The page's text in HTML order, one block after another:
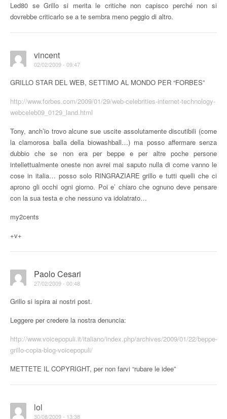
Led80 se Grillo si merita le critiche non capisco perché non si
dovrebbe criticarlo se a te sembra meno peggio di altro.
vincent
02/02/2009 - 09:47
GRILLO STAR DEL WEB, SETTIMO AL MONDO PER “FORBES”
http://www.forbes.com/2009/01/29/web-celebrities-internet-technology-
webceleb09_0129_land.html
Tony, anch’io trovo alcune sue uscite assolutamente discutibili (come
la clamorosa balla della biowashball…) ma posso affermare senza
dubbio che se non era per beppe e per altre poche persone
intellettualmente oneste non avrei mai saputo nulla di come vanno le
cose in italia… posso solo RINGRAZIARE grillo e tutti quelli che ci
aprono gli occhi ogni giorno. Poi e’ chiaro che ognuno deve pensare
con la sua testa e che nessuno va idolatrato…
my2cents
+v+
Paolo Cesari
27/02/2009 - 00:48
Grillo si ispira ai nostri post.
Leggere per credere la nostra denuncia:
http://www.voicepopuli.it/italiano/index.php/archives/2009/01/22/beppe-
grillo-copia-blog-voicepopuli/
METTETE IL COPYRIGHT, per non farvi “rubare le idee”
lol
30/08/2009 - 13:38